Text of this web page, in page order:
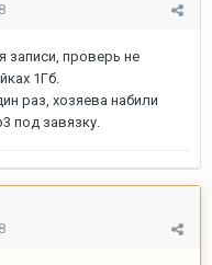
записи, проверь не
1Гб.
раз, хозяева набили
под завязку.